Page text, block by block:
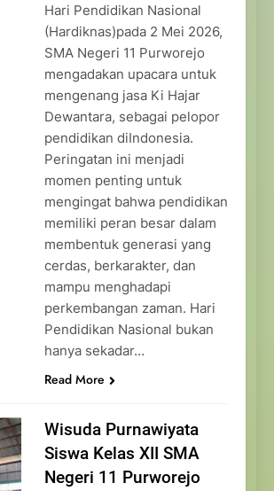
Hari Pendidikan Nasional
(Hardiknas)pada 2 Mei 2026,
SMA Negeri 11 Purworejo
mengadakan upacara untuk
mengenang jasa Ki Hajar
Dewantara, sebagai pelopor
pendidikan diIndonesia.
Peringatan ini menjadi
momen penting untuk
mengingat bahwa pendidikan
memiliki peran besar dalam
membentuk generasi yang
cerdas, berkarakter, dan
mampu menghadapi
perkembangan zaman. Hari
Pendidikan Nasional bukan
hanya sekadar…
Read More
Wisuda Purnawiyata
Siswa Kelas XII SMA
Negeri 11 Purworejo